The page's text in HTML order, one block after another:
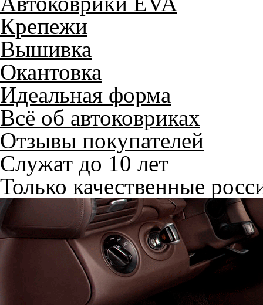
Крепежи
Вышивка
Окантовка
Идеальная форма
Всё об автоковриках
Отзывы покупателей
Служат до 10 лет
Только качественные